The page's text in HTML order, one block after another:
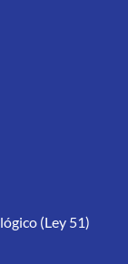
(Ley 51)